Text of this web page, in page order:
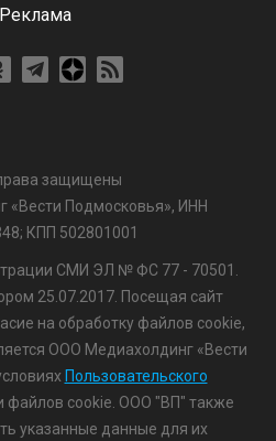
Реклама
защищены
Подмосковья», ИНН
КПП 502801001
СМИ ЭЛ № ФС 77 - 70501.
25.07.2017. Посещая сайт
на обработку файлов cookie,
ООО Медиахолдинг «Вести
Пользовательского
файлов cookie. ООО "ВП" также
указанные данные для их